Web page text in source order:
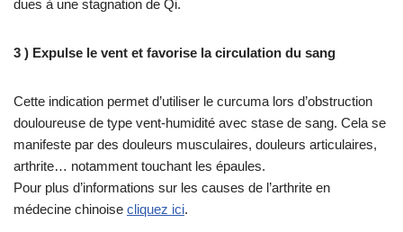
dues à une stagnation de Qi.
3 ) Expulse le vent et favorise la circulation du sang
Cette indication permet d’utiliser le curcuma lors d’obstruction
douloureuse de type vent-humidité avec stase de sang. Cela se
manifeste par des douleurs musculaires, douleurs articulaires,
arthrite… notamment touchant les épaules.
Pour plus d’informations sur les causes de l’arthrite en
médecine chinoise cliquez ici.